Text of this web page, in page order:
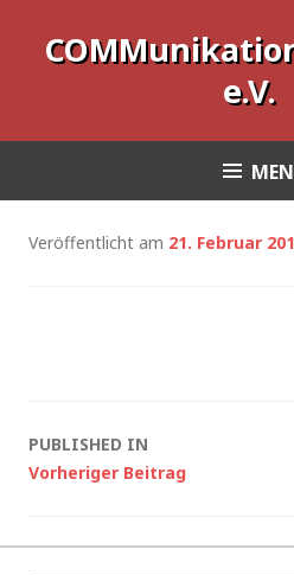
e.V.
Veröffentlicht am 21. Februar
PUBLISHED IN
Vorheriger Beitrag